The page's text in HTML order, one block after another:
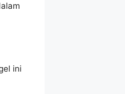
ini